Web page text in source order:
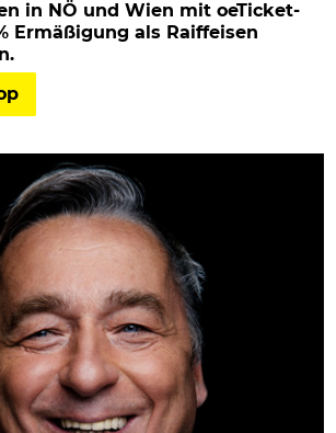
in NÖ und Wien mit oeTicket-
Ermäßigung als Raiffeisen